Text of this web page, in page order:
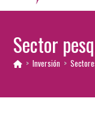
Sector
> Inversión >